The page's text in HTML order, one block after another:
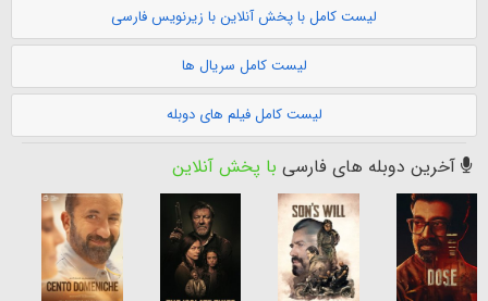
لیست کامل با پخش آنلاین با زیرنویس فارسی
لیست کامل سریال ها
لیست کامل فیلم های دوبله
آخرین دوبله های فارسی با پخش آنلاین